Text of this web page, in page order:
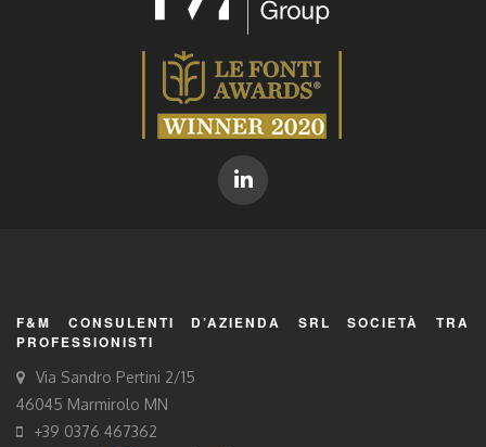
F&M CONSULENTI D’AZIENDA SRL SOCIETÀ TRA
PROFESSIONISTI
Via Sandro Pertini 2/15
46045 Marmirolo MN
+39 0376 467362